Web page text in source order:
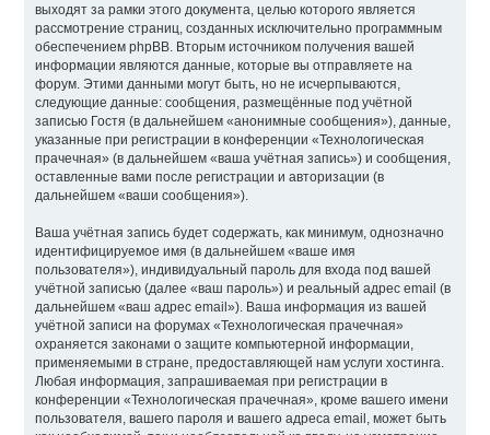
выходят за рамки этого документа, целью которого является
рассмотрение страниц, созданных исключительно программным
обеспечением phpBB. Вторым источником получения вашей
информации являются данные, которые вы отправляете на
форум. Этими данными могут быть, но не исчерпываются,
следующие данные: сообщения, размещённые под учётной
записью Гостя (в дальнейшем «анонимные сообщения»), данные,
указанные при регистрации в конференции «Технологическая
прачечная» (в дальнейшем «ваша учётная запись») и сообщения,
оставленные вами после регистрации и авторизации (в
дальнейшем «ваши сообщения»).
Ваша учётная запись будет содержать, как минимум, однозначно
идентифицируемое имя (в дальнейшем «ваше имя
пользователя»), индивидуальный пароль для входа под вашей
учётной записью (далее «ваш пароль») и реальный адрес email (в
дальнейшем «ваш адрес email»). Ваша информация из вашей
учётной записи на форумах «Технологическая прачечная»
охраняется законами о защите компьютерной информации,
применяемыми в стране, предоставляющей нам услуги хостинга.
Любая информация, запрашиваемая при регистрации в
конференции «Технологическая прачечная», кроме вашего имени
пользователя, вашего пароля и вашего адреса email, может быть